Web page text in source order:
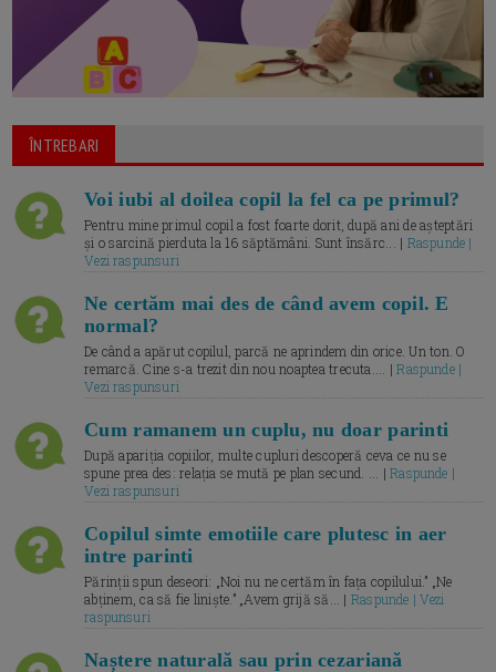
ÎNTREBARI
Voi iubi al doilea copil la fel ca pe primul?
Pentru mine primul copil a fost foarte dorit, după ani de așteptări
și o sarcină pierduta la 16 săptămâni. Sunt însărc... | Raspunde |
Vezi raspunsuri
Ne certăm mai des de când avem copil. E
normal?
De când a apărut copilul, parcă ne aprindem din orice. Un ton. O
remarcă. Cine s-a trezit din nou noaptea trecuta.... |Raspunde |
Vezi raspunsuri
Cum ramanem un cuplu, nu doar parinti
După apariția copiilor, multe cupluri descoperă ceva ce nu se
spune prea des: relația se mută pe plan secund. ... |Raspunde |
Vezi raspunsuri
Copilul simte emotiile care plutesc in aer
intre parinti
Părinții spun deseori: „Noi nu ne certăm în fața copilului.” „Ne
abținem, ca să fie liniște.” „Avem grijă să... | Raspunde | Vezi
raspunsuri
Naștere naturală sau prin cezariană